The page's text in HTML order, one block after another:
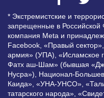
* Экстремистские и
запрещенные в
компания Meta и
Facebook, «Правый
армия» (УПА), «Исламское
Фатх аш-Шам» (бывшая
Нусра»), Национал-
Каида», «УНА-УНСО»,
татарского народа»,